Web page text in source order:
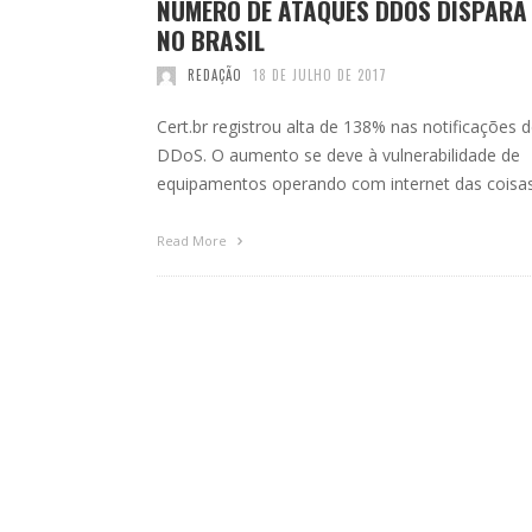
NÚMERO DE ATAQUES DDOS DISPARA
NO BRASIL
REDAÇÃO 18 DE JULHO DE 2017
Cert.br registrou alta de 138% nas notificações
DDoS. O aumento se deve à vulnerabilidade de
equipamentos operando com internet das
Read More